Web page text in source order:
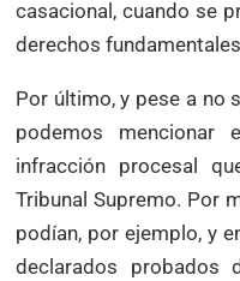
casacional, cuando se
derechos
Por último, y pese a no
podemos mencionar
infracción procesal
Tribunal Supremo. Por
podían, por ejemplo, y
declarados probados